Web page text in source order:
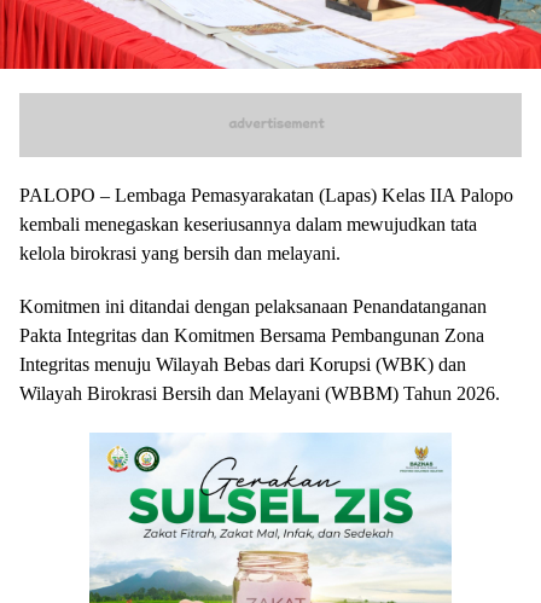
PALOPO – Lembaga Pemasyarakatan (Lapas) Kelas IIA Palopo
kembali menegaskan keseriusannya dalam mewujudkan tata
kelola birokrasi yang bersih dan melayani.
Komitmen ini ditandai dengan pelaksanaan Penandatanganan
Pakta Integritas dan Komitmen Bersama Pembangunan Zona
Integritas menuju Wilayah Bebas dari Korupsi (WBK) dan
Wilayah Birokrasi Bersih dan Melayani (WBBM) Tahun 2026.